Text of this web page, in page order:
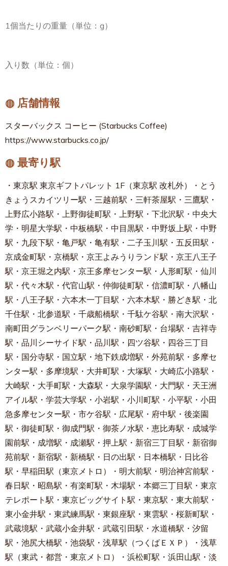
1個当たりの重量（単位：g）
入り数（単位：個）
◍ 店舗情報
スターバックス コーヒー (Starbucks Coffee)
https://www.starbucks.co.jp/
◍ 最寄り駅
・東京駅 東京ギフトパレット 1F（東京駅 改札外）・とう
きょうスカイツリー駅・三越前駅・三軒茶屋駅・三鷹駅・
上野広小路駅・上野御徒町駅・上野駅・下北沢駅・中央大
学・明星大学駅・中板橋駅・中目黒駅・中野坂上駅・中野
駅・九段下駅・亀戸駅・亀有駅・二子玉川駅・五反田駅・
京成金町駅・京橋駅・京王よみうりランド駅・京王八王子
駅・京王堀之内駅・京王多摩センター駅・人形町駅・仙川
駅・代々木駅・代官山駅・仲御徒町駅・信濃町駅・八幡山
駅・八王子駅・六本木一丁目駅・六本木駅・勝どき駅・北
千住駅・北参道駅・千歳船橋駅・千駄ケ谷駅・南大沢駅・
南町田グランベリーパーク駅・南砂町駅・台場駅・吉祥寺
駅・品川シーサイド駅・品川駅・四ツ谷駅・四谷三丁目
駅・国分寺駅・国立駅・地下鉄成増駅・外苑前駅・多摩セ
ンター駅・多摩境駅・大井町駅・大塚駅・大崎広小路駅・
大崎駅・大手町駅・大森駅・大泉学園駅・大門駅・天王洲
アイル駅・学芸大学駅・小岩駅・小川町駅・小平駅・小田
急多摩センター駅・市ケ谷駅・広尾駅・府中駅・後楽園
駅・御徒町駅・御成門駅・御茶ノ水駅・恵比寿駅・成城学
園前駅・成増駅・成瀬駅・押上駅・新宿三丁目駅・新宿御
苑前駅・新宿駅・新橋駅・日の出駅・日本橋駅・日比谷
駅・早稲田駅（東京メトロ）・明大前駅・明治神宮前駅・
春日駅・昭島駅・有楽町駅・木場駅・本郷三丁目駅・東京
テレポート駅・東京ビッグサイト駅・東京駅・東大前駅・
東小金井駅・東武練馬駅・東銀座駅・東雲駅・桜新町駅・
武蔵境駅・武蔵小金井駅・武蔵引田駅・水道橋駅・汐留
駅・池尻大橋駅・池袋駅・浅草駅（つくばＥＸＰ）・浅草
駅（東武・都営・東京メトロ）・浜松町駅・浜田山駅・淡